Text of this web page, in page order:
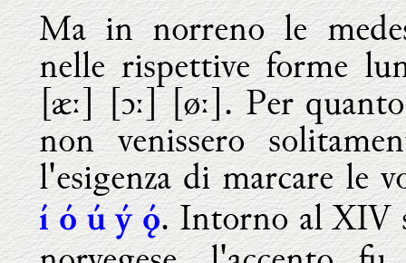
Ma in norreno le
nelle rispettive forme
[æː] [ɔː] [øː]. Per
non venissero
l'esigenza di marcare le
í ó ú ý . Intorno al XIV